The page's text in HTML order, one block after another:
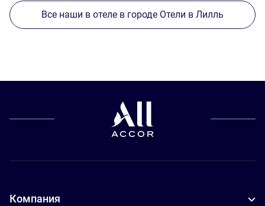
Все наши в отеле в городе Отели в Лилль
Компания